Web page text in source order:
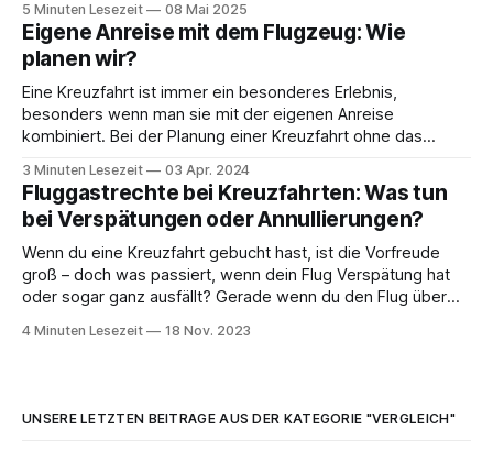
heute den Auftakt einer spannenden Artikelserie an, die im
Rahmen einer Kooperation mit American Express® entsteht.
5 Minuten Lesezeit 08 Mai 2025
Eigene Anreise mit dem Flugzeug: Wie
planen wir?
Eine Kreuzfahrt ist immer ein besonderes Erlebnis,
besonders wenn man sie mit der eigenen Anreise
kombiniert. Bei der Planung einer Kreuzfahrt ohne das
die wir immer beachten, um sicherzustellen, dass alles
reibungslos verläuft. Im November steht bei uns eine
spannende Kreuzfahrt mit
3 Minuten Lesezeit 03 Apr. 2024
Fluggastrechte bei Kreuzfahrten: Was tun
bei Verspätungen oder Annullierungen?
Wenn du eine Kreuzfahrt gebucht hast, ist die Vorfreude
groß – doch was passiert, wenn dein Flug Verspätung hat
oder sogar ganz ausfällt? Gerade wenn du den Flug über
Hier erfährst du, was du tun kannst, wenn die Reederei dich
4 Minuten Lesezeit 18 Nov. 2023
UNSERE LETZTEN BEITRÄGE AUS DER KATEGORIE "VERGLEICH"